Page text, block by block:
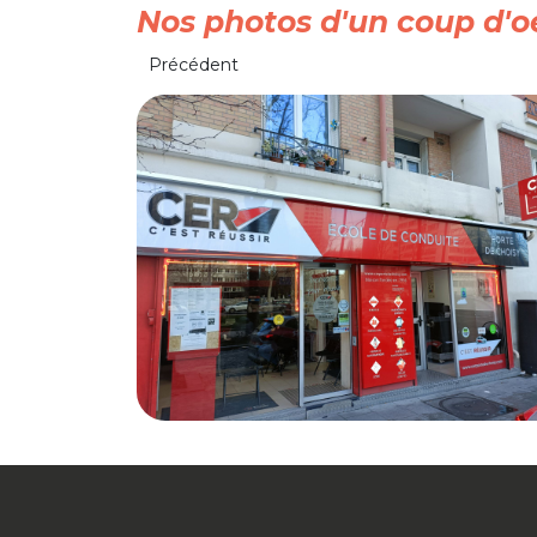
Nos photos d'un coup
Précédent